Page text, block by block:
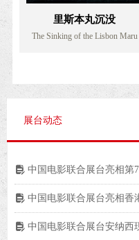
里斯本丸沉没
The Sinking of the Lisbon Maru
展台动态
넖 中国电影联合展台亮相第
넖 中国电影联合展台亮相香
넖 中国电影联合展台安纳西